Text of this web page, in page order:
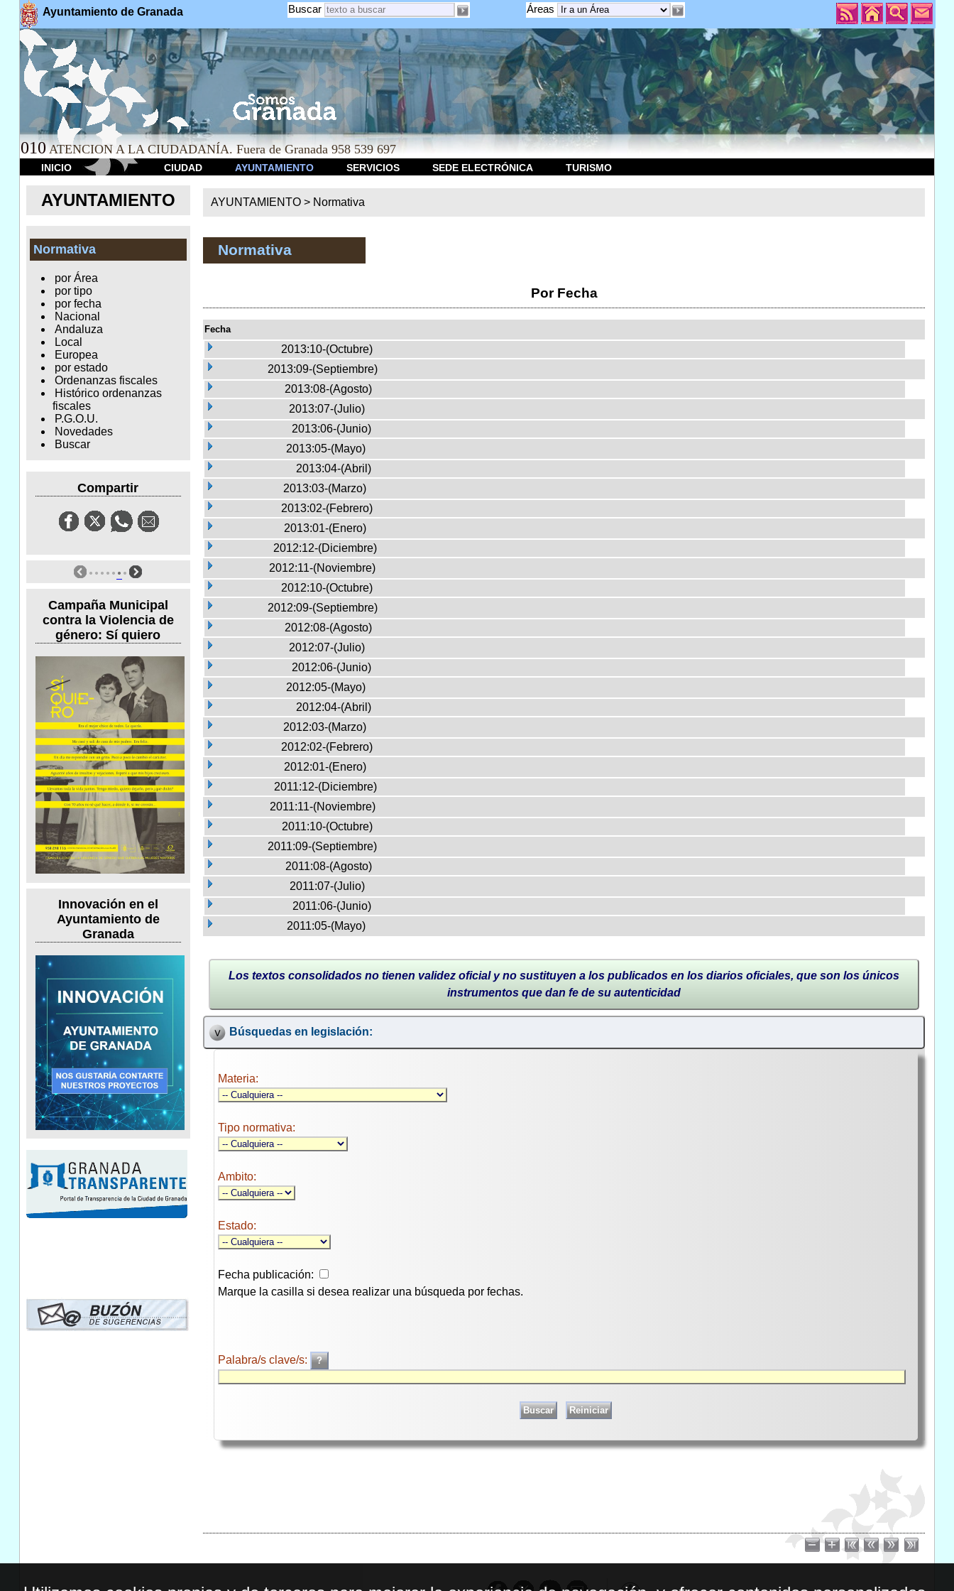
Ayuntamiento de Granada Áreas
Buscar
010 ATENCION A LA CIUDADANÍA. Fuera de Granada 958 539 697
INICIO CIUDAD AYUNTAMIENTO SERVICIOS SEDE ELECTRÓNICA TURISMO
AYUNTAMIENTO
Normativa
por Área
por tipo
por fecha
Nacional
Andaluza
Local
Europea
por estado
Ordenanzas fiscales
Histórico ordenanzas
fiscales
P.G.O.U.
Novedades
Buscar
Compartir
Campaña Municipal
contra la Violencia de
género: Sí quiero
Innovación en el
Ayuntamiento de
Granada
AYUNTAMIENTO > Normativa
Normativa
Por Fecha
Fecha
2013:10-(Octubre)
2013:09-(Septiembre)
2013:08-(Agosto)
2013:07-(Julio)
2013:06-(Junio)
2013:05-(Mayo)
2013:04-(Abril)
2013:03-(Marzo)
2013:02-(Febrero)
2013:01-(Enero)
2012:12-(Diciembre)
2012:11-(Noviembre)
2012:10-(Octubre)
2012:09-(Septiembre)
2012:08-(Agosto)
2012:07-(Julio)
2012:06-(Junio)
2012:05-(Mayo)
2012:04-(Abril)
2012:03-(Marzo)
2012:02-(Febrero)
2012:01-(Enero)
2011:12-(Diciembre)
2011:11-(Noviembre)
2011:10-(Octubre)
2011:09-(Septiembre)
2011:08-(Agosto)
2011:07-(Julio)
2011:06-(Junio)
2011:05-(Mayo)
Los textos consolidados no tienen validez oficial y no sustituyen a los publicados en los diarios oficiales, que son los únicos
instrumentos que dan fe de su autenticidad
Búsquedas en legislación:
Materia:
Tipo normativa:
Ambito:
Estado:
Fecha publicación:
Marque la casilla si desea realizar una búsqueda por fechas.
Palabra/s clave/s: